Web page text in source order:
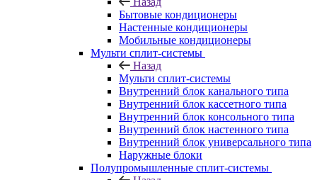
Бытовые кондиционеры
Настенные кондиционеры
Мобильные кондиционеры
Мульти сплит-системы
Назад
Мульти сплит-системы
Внутренний блок канального типа
Внутренний блок кассетного типа
Внутренний блок консольного типа
Внутренний блок настенного типа
Внутренний блок универсального типа
Наружные блоки
Полупромышленные сплит-системы